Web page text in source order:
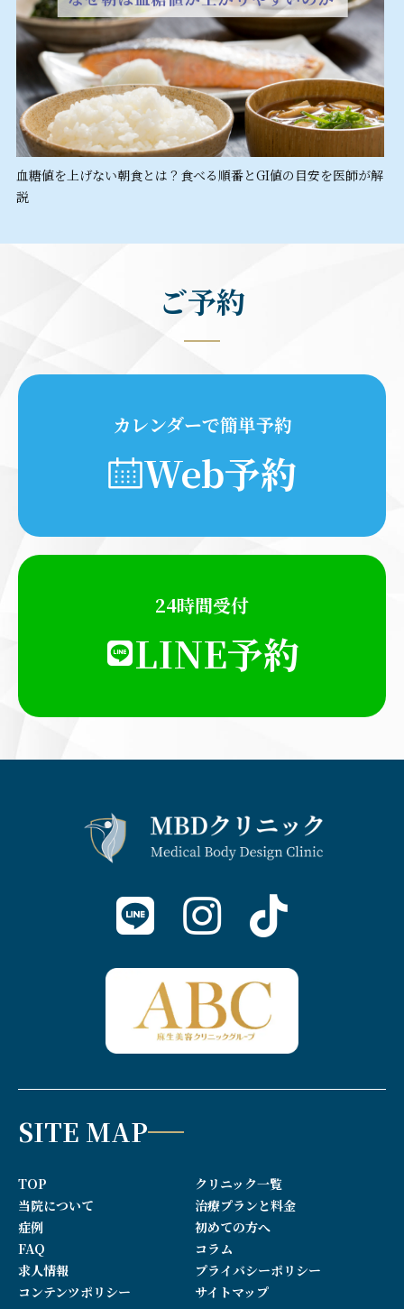
血糖値を上げない朝食とは？食べる順番とGI値の目安を医師が解
説
ご予約
カレンダーで簡単予約
Web予約
24時間受付
LINE予約
SITE MAP
TOP
クリニック一覧
当院について
治療プランと料金
症例
初めての方へ
FAQ
コラム
求人情報
プライバシーポリシー
コンテンツポリシー
サイトマップ